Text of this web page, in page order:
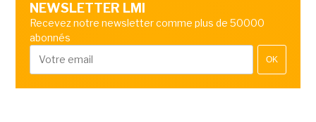
NEWSLETTER LMI
Recevez notre newsletter comme plus de 50000
abonnés
OK